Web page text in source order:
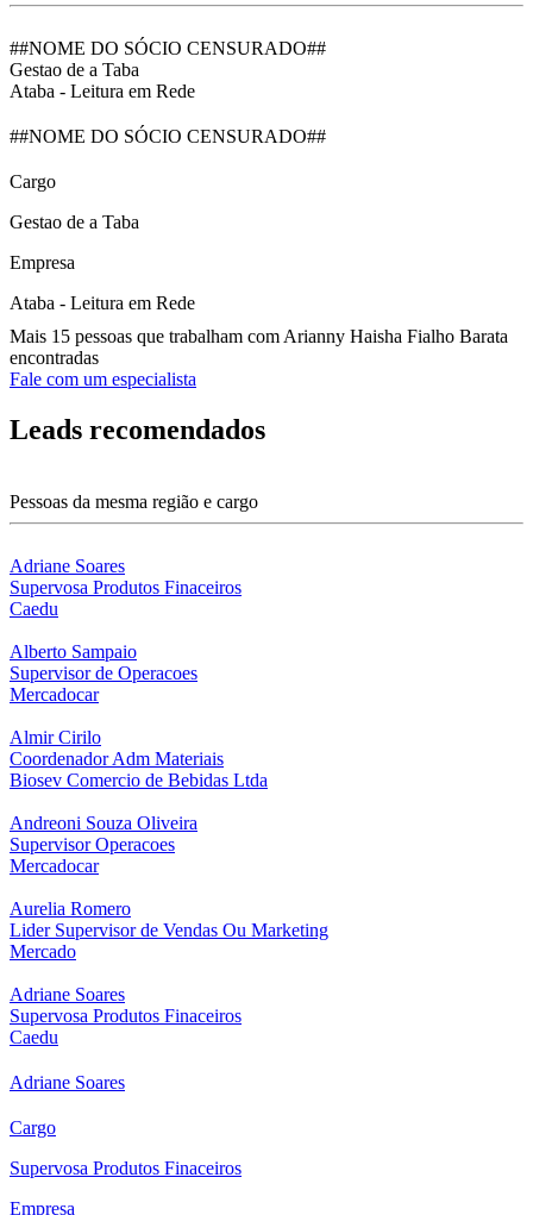
##NOME DO SÓCIO CENSURADO##
Gestao de a Taba
Ataba - Leitura em Rede
##NOME DO SÓCIO CENSURADO##
Cargo
Gestao de a Taba
Empresa
Ataba - Leitura em Rede
Mais 15 pessoas que trabalham com Arianny Haisha Fialho Barata
encontradas
Fale com um especialista
Leads recomendados
Pessoas da mesma região e cargo
Adriane Soares
Supervosa Produtos Finaceiros
Caedu
Alberto Sampaio
Supervisor de Operacoes
Mercadocar
Almir Cirilo
Coordenador Adm Materiais
Biosev Comercio de Bebidas Ltda
Andreoni Souza Oliveira
Supervisor Operacoes
Mercadocar
Aurelia Romero
Lider Supervisor de Vendas Ou Marketing
Mercado
Adriane Soares
Supervosa Produtos Finaceiros
Caedu
Adriane Soares
Cargo
Supervosa Produtos Finaceiros
Empresa